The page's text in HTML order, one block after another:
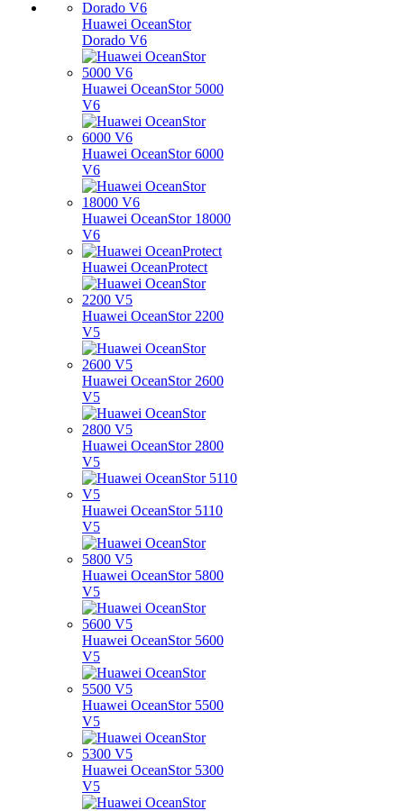
Huawei OceanStor
Dorado V6
Huawei OceanStor 5000
V6
Huawei OceanStor 6000
V6
Huawei OceanStor 18000
V6
Huawei OceanProtect
Huawei OceanStor 2200
V5
Huawei OceanStor 2600
V5
Huawei OceanStor 2800
V5
Huawei OceanStor 5110
V5
Huawei OceanStor 5800
V5
Huawei OceanStor 5600
V5
Huawei OceanStor 5500
V5
Huawei OceanStor 5300
V5